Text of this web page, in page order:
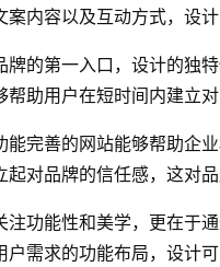
内容以及互动方式，设
的第一入口，设计的独
助用户在短时间内建立对
完善的网站能够帮助企
对品牌的信任感，这对品
功能性和美学，更在于
需求的功能布局，设计